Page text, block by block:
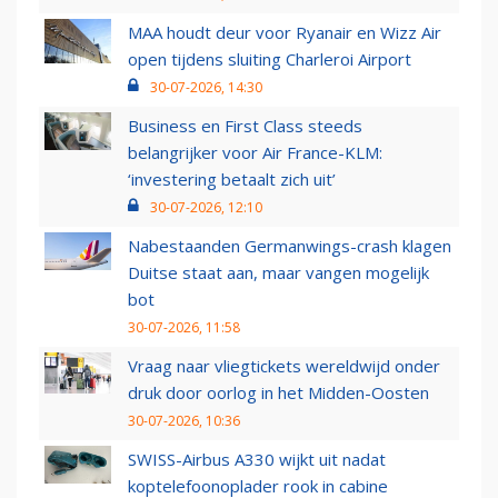
MAA houdt deur voor Ryanair en Wizz Air
open tijdens sluiting Charleroi Airport
30-07-2026, 14:30
Business en First Class steeds
belangrijker voor Air France-KLM:
‘investering betaalt zich uit’
30-07-2026, 12:10
Nabestaanden Germanwings-crash klagen
Duitse staat aan, maar vangen mogelijk
bot
30-07-2026, 11:58
Vraag naar vliegtickets wereldwijd onder
druk door oorlog in het Midden-Oosten
30-07-2026, 10:36
SWISS-Airbus A330 wijkt uit nadat
koptelefoonoplader rook in cabine